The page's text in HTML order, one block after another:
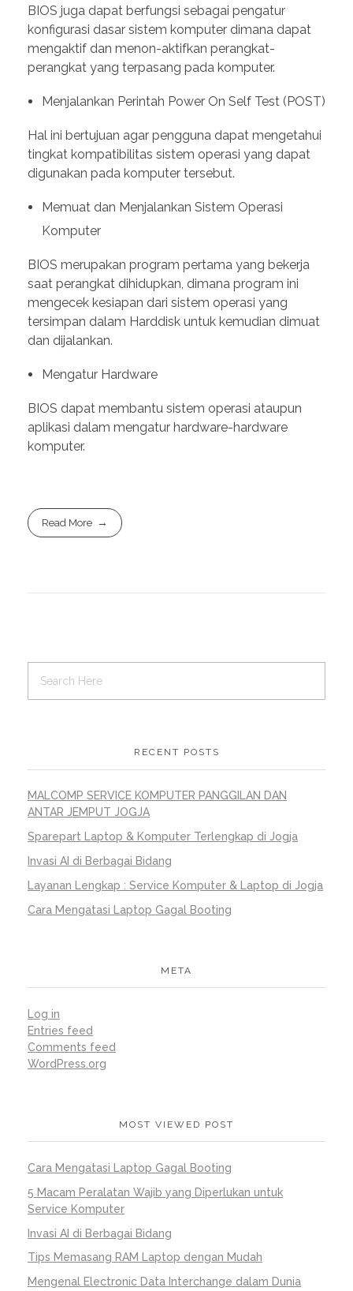
BIOS juga dapat berfungsi sebagai pengatur
konfigurasi dasar sistem komputer dimana dapat
mengaktif dan menon-aktifkan perangkat-
perangkat yang terpasang pada komputer.
Menjalankan Perintah Power On Self Test (POST)
Hal ini bertujuan agar pengguna dapat mengetahui
tingkat kompatibilitas sistem operasi yang dapat
digunakan pada komputer tersebut.
Memuat dan Menjalankan Sistem Operasi
Komputer
BIOS merupakan program pertama yang bekerja
saat perangkat dihidupkan, dimana program ini
mengecek kesiapan dari sistem operasi yang
tersimpan dalam Harddisk untuk kemudian dimuat
dan dijalankan.
Mengatur Hardware
BIOS dapat membantu sistem operasi ataupun
aplikasi dalam mengatur hardware-hardware
komputer.
Read More
RECENT POSTS
MALCOMP SERVICE KOMPUTER PANGGILAN DAN
ANTAR JEMPUT JOGJA
Sparepart Laptop & Komputer Terlengkap di Jogja
Invasi AI di Berbagai Bidang
Layanan Lengkap : Service Komputer & Laptop di Jogja
Cara Mengatasi Laptop Gagal Booting
META
Log in
Entries feed
Comments feed
WordPress.org
MOST VIEWED POST
Cara Mengatasi Laptop Gagal Booting
5 Macam Peralatan Wajib yang Diperlukan untuk
Service Komputer
Invasi AI di Berbagai Bidang
Tips Memasang RAM Laptop dengan Mudah
Mengenal Electronic Data Interchange dalam Dunia